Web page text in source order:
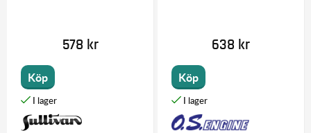
578 kr
Köp
638 kr
Köp